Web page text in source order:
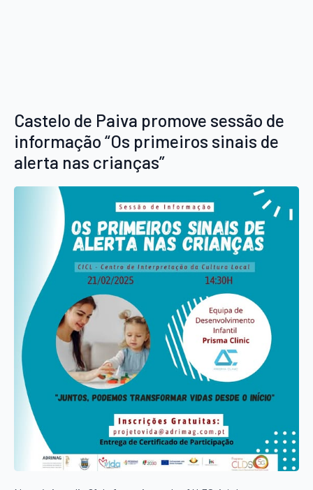
Castelo de Paiva promove sessão de
informação “Os primeiros sinais de
alerta nas crianças”